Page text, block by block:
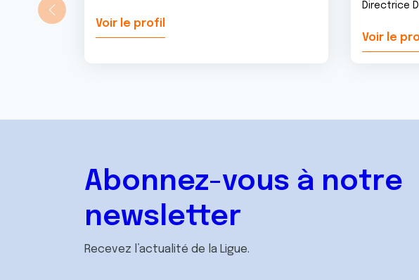
Voir le profil
Directrice
Voir le
Abonnez-vous à notre
newsletter
Recevez l’actualité de la Ligue.